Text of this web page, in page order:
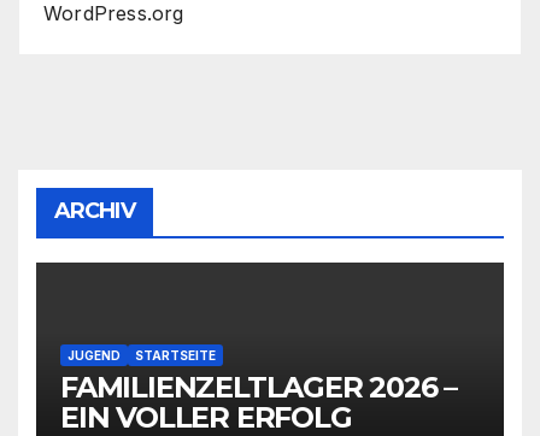
WordPress.org
ARCHIV
JUGEND STARTSEITE
FAMILIENZELTLAGER 2026 –
EIN VOLLER ERFOLG